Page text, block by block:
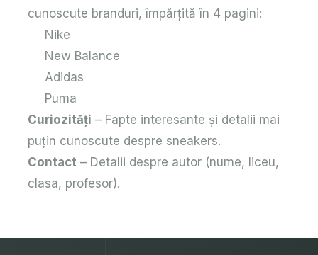
cunoscute branduri, împărțită în 4 pagini:
Nike
New Balance
Adidas
Puma
Curiozități – Fapte interesante și detalii mai
puțin cunoscute despre sneakers.
Contact – Detalii despre autor (nume, liceu,
clasa, profesor).